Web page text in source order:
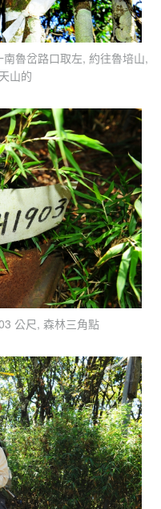
魯岔路口取左, 約往魯培山,
山的
公尺, 森林三角點